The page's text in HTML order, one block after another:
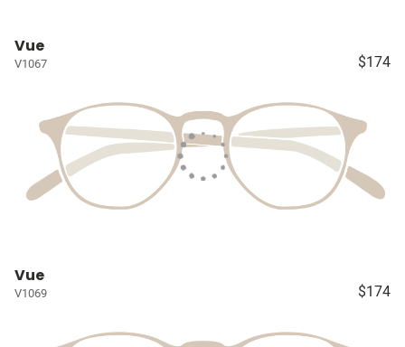
Vue
V1067 $174
Vue
V1069 $174